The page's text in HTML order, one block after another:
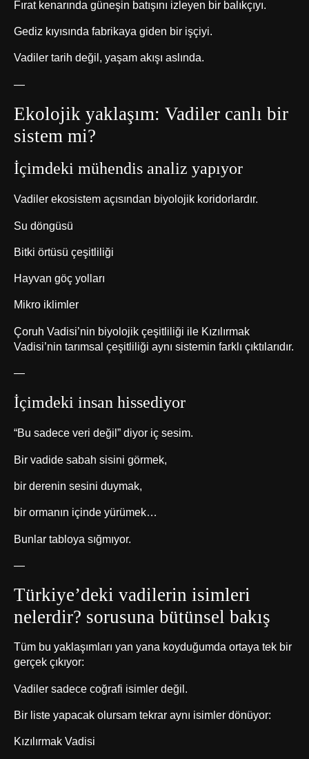
Fırat kenarında güneşin batışını izleyen bir balıkçıyı.
Gediz kıyısında fabrikaya giden bir işçiyi.
Vadiler tarih değil, yaşam akışı aslında.
—
Ekolojik yaklaşım: Vadiler canlı bir
sistem mi?
İçimdeki mühendis analiz yapıyor
Vadiler ekosistem açısından biyolojik koridorlardır.
Su döngüsü
Bitki örtüsü çeşitliliği
Hayvan göç yolları
Mikro iklimler
Çoruh Vadisi’nin biyolojik çeşitliliği ile Kızılırmak
Vadisi’nin tarımsal çeşitliliği aynı sistemin farklı çıktılarıdır.
—
İçimdeki insan hissediyor
“Bu sadece veri değil” diyor iç sesim.
Bir vadide sabah sisini görmek,
bir derenin sesini duymak,
bir ormanın içinde yürümek…
Bunlar tabloya sığmıyor.
—
Türkiye’deki vadilerin isimleri
nelerdir? sorusuna bütünsel bakış
Tüm bu yaklaşımları yan yana koyduğumda ortaya tek bir
gerçek çıkıyor:
Vadiler sadece coğrafi isimler değil.
Bir liste yapacak olursam tekrar aynı isimler dönüyor:
Kızılırmak Vadisi